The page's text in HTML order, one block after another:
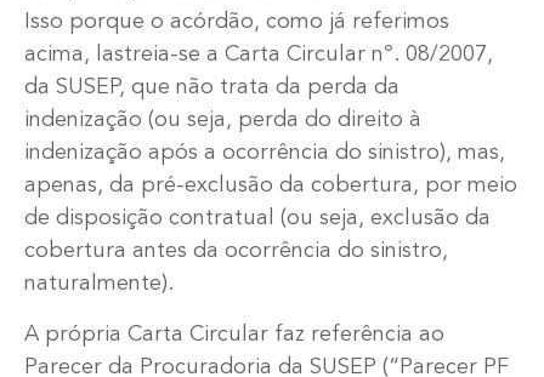
Isso porque o acórdão, como já referimos
acima, lastreia-se a Carta Circular nº. 08/2007,
da SUSEP, que não trata da perda da
indenização (ou seja, perda do direito à
indenização após a ocorrência do sinistro), mas,
apenas, da pré-exclusão da cobertura, por meio
de disposição contratual (ou seja, exclusão da
cobertura antes da ocorrência do sinistro,
naturalmente).
A própria Carta Circular faz referência ao
Parecer da Procuradoria da SUSEP (“Parecer PF